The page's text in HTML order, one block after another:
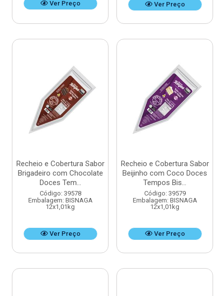
Ver Preço Ver Preço
Recheio e Cobertura Sabor
Brigadeiro com Chocolate
Doces Tem...
Código: 39578
Embalagem: BISNAGA
12x1,01kg
Ver Preço
Recheio e Cobertura Sabor
Beijinho com Coco Doces
Tempos Bis...
Código: 39579
Embalagem: BISNAGA
12x1,01kg
Ver Preço